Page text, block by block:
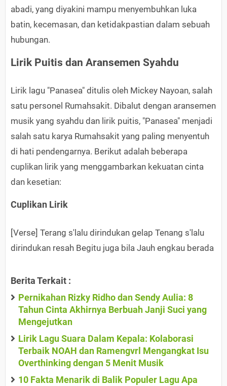
abadi, yang diyakini mampu menyembuhkan luka
batin, kecemasan, dan ketidakpastian dalam sebuah
hubungan.
Lirik Puitis dan Aransemen Syahdu
Lirik lagu "Panasea" ditulis oleh Mickey Nayoan, salah
satu personel Rumahsakit. Dibalut dengan aransemen
musik yang syahdu dan lirik puitis, "Panasea" menjadi
salah satu karya Rumahsakit yang paling menyentuh
di hati pendengarnya. Berikut adalah beberapa
cuplikan lirik yang menggambarkan kekuatan cinta
dan kesetian:
Cuplikan Lirik
[Verse] Terang s'lalu dirindukan gelap Tenang s'lalu
dirindukan resah Begitu juga bila Jauh engkau berada
Berita Terkait :
Pernikahan Rizky Ridho dan Sendy Aulia: 8
Tahun Cinta Akhirnya Berbuah Janji Suci yang
Mengejutkan
Lirik Lagu Suara Dalam Kepala: Kolaborasi
Terbaik NOAH dan Ramengvrl Mengangkat Isu
Overthinking dengan 5 Menit Musik
10 Fakta Menarik di Balik Populer Lagu Apa